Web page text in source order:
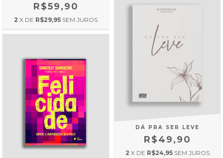
R$59,90
2 X DE R$29,95 SEM JUROS
DÁ PRA SER LEVE
R$49,90
2 X DE R$24,95 SEM JUROS